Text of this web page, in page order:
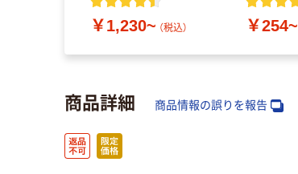
￥1,230~ （税込） ￥254~
商品詳細 商品情報の誤りを報告